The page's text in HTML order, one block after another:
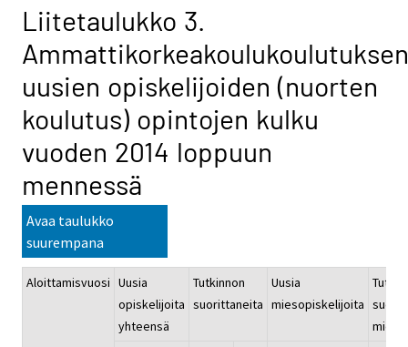
Liitetaulukko 3.
Ammattikorkeakoulukoulutuksen
uusien opiskelijoiden (nuorten
koulutus) opintojen kulku
vuoden 2014 loppuun
mennessä
Avaa taulukko
suurempana
Aloittamisvuosi Uusia
opiskelijoita
yhteensä
Tutkinnon
suorittaneita
Uusia
miesopiskelijoita
miehiä